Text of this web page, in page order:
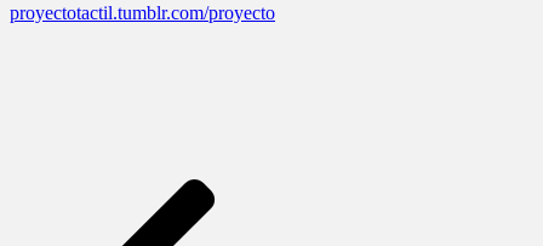
proyectotactil.tumblr.com/proyecto